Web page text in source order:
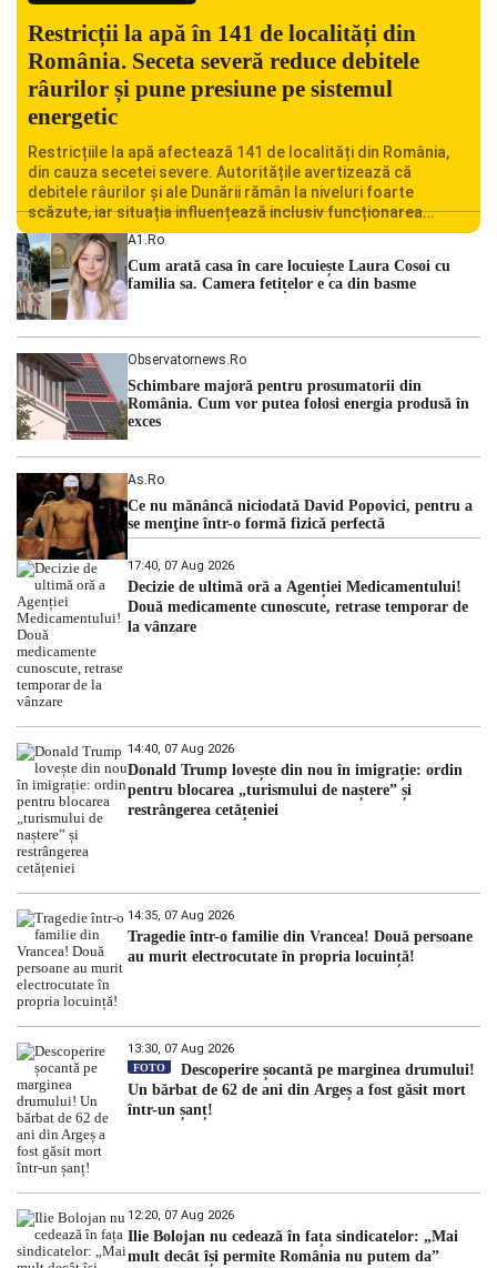
Restricții la apă în 141 de localități din
România. Seceta severă reduce debitele
râurilor și pune presiune pe sistemul
energetic
Restricțiile la apă afectează 141 de localități din România,
din cauza secetei severe. Autoritățile avertizează că
debitele râurilor și ale Dunării rămân la niveluri foarte
scăzute, iar situația influențează inclusiv funcționarea
Centralei Nucleare de la Cernavodă. România se confruntă
cu una dintre cele mai dificile perioade din punct de vedere
hidrologic din ultimii ani. Lipsa […]
A1.ro
Cum arată casa în care locuiește Laura Cosoi cu
familia sa. Camera fetițelor e ca din basme
Observatornews.ro
Schimbare majoră pentru prosumatorii din
România. Cum vor putea folosi energia produsă în
exces
As.ro
Ce nu mănâncă niciodată David Popovici, pentru a
se menţine într-o formă fizică perfectă
17:40, 07 Aug 2026
Decizie de ultimă oră a Agenției Medicamentului!
Două medicamente cunoscute, retrase temporar de
la vânzare
14:40, 07 Aug 2026
Donald Trump lovește din nou în imigrație: ordin
pentru blocarea „turismului de naștere” și
restrângerea cetățeniei
14:35, 07 Aug 2026
Tragedie într-o familie din Vrancea! Două persoane
au murit electrocutate în propria locuință!
13:30, 07 Aug 2026
FOTO
Descoperire șocantă pe marginea drumului!
Un bărbat de 62 de ani din Argeș a fost găsit mort
într-un șanț!
12:20, 07 Aug 2026
Ilie Bolojan nu cedează în fața sindicatelor: „Mai
mult decât își permite România nu putem da”